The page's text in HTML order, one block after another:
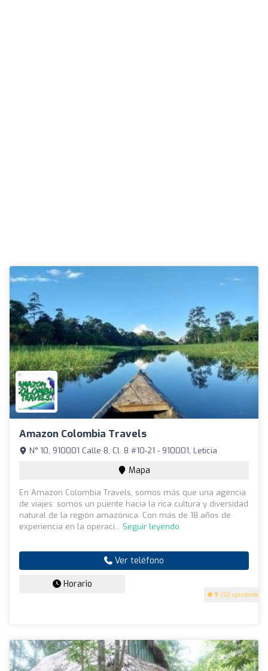
Amazon Colombia Travels
5 (92 opiniones)
N° 10, 910001 Calle 8, Cl. 8 #10-21 - 910001, Leticia
Mapa
En Amazon Colombia Travels, somos más que una agencia
de viajes: somos un puente hacia la rica cultura y diversidad
natural de la región amazónica. Con más de 18 años de
experiencia en la operaci... Seguir leyendo
Ver teléfono
Horario